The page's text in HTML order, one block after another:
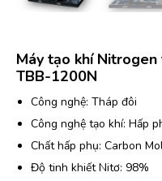
Máy tạo khí
TBB-1200N
Công nghệ: Tháp đôi
Công nghệ tạo khí: Hấp
Chất hấp phụ: Carbon
Độ tinh khiết Nitơ: 98%